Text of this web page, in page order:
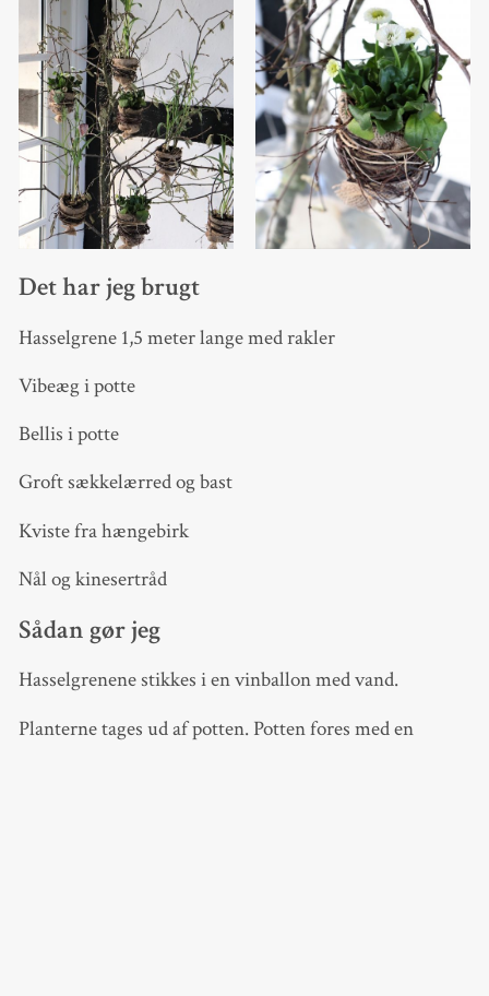
Det har jeg brugt
Hasselgrene 1,5 meter lange med rakler
Vibeæg i potte
Bellis i potte
Groft sækkelærred og bast
Kviste fra hængebirk
Nål og kinesertråd
Sådan gør jeg
Hasselgrenene stikkes i en vinballon med vand.
Planterne tages ud af potten. Potten fores med en